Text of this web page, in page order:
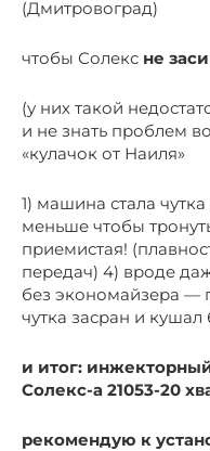
(Дмитровоград)
чтобы Солекс не
(у них такой
и не знать проблем
«кулачок от Наиля»
1) машина стала
меньше чтобы
приемистая!
передач) 4) вроде
без экономайзера —
чутка засран и
и итог:
Солекс-а 21053-20
рекомендую к